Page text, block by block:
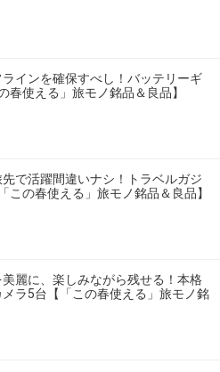
インを確保すべし！バッテリーギ
春使える」旅モノ銘品＆良品】
で活躍間違いナシ！トラベルガジ
この春使える」旅モノ銘品＆良品】
麗に、楽しみながら残せる！本格
ラ5台【「この春使える」旅モノ銘